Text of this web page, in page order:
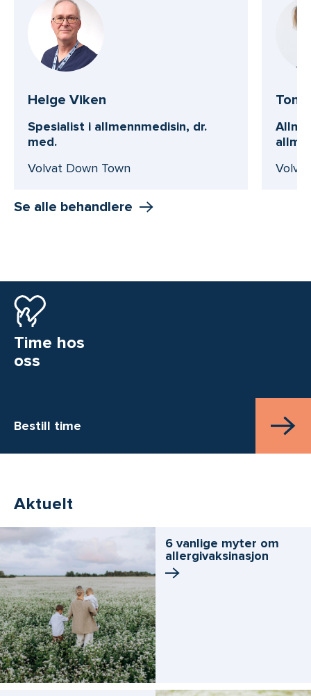
Helge Viken
Spesialist i allmennmedisin, dr.
med.
Volvat Down Town
Se alle behandlere
Time hos
oss
Bestill time
Aktuelt
6 vanlige myter om
allergivaksinasjon